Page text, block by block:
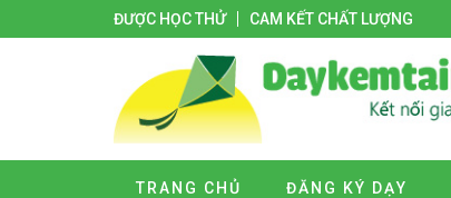
ĐƯỢC HỌC THỬ CAM KẾT CHẤT LƯỢNG
TRANG CHỦ ĐĂNG KÝ DẠY